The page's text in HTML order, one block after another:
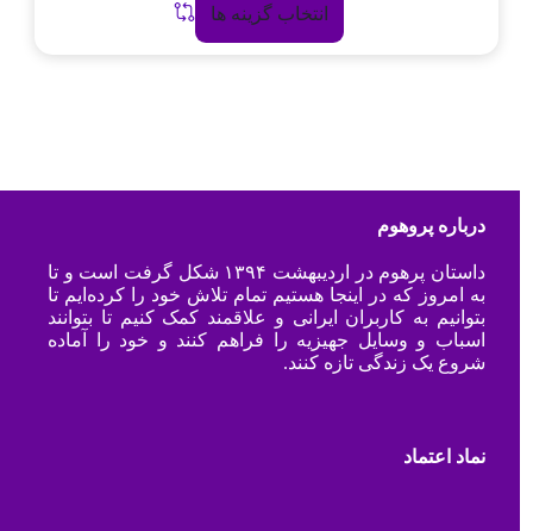
انتخاب گزینه ها
درباره پروهوم
داستان پرهوم در اردیبهشت ۱۳۹۴ شکل گرفت است و تا
به امروز که در اینجا هستیم تمام تلاش خود را کرده‌ایم تا
بتوانیم به کاربران ایرانی و علاقمند کمک کنیم تا بتوانند
اسباب و وسایل جهیزیه را فراهم کنند و خود را آماده
شروع یک زندگی تازه کنند.
نماد اعتماد